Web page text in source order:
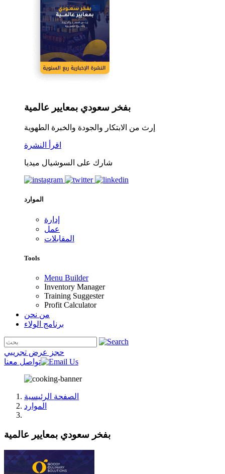
بفخر سعودي بمعايير عالمية
إرث من الابتكار والجودة والخبرة الطهوية
اقرأ النشرة
شارك على السوشيال ميديا
الموارد
إدارة
عمل
المقابلات
Tools
Menu Builder
Inventory Manager
Training Suggester
Profit Calculator
من نحن
برنامج الولاء
حجز عرض تجريبي
تواصل معنا
الصفحة الرئيسية
الموارد
بفخر سعودي بمعايير عالمية